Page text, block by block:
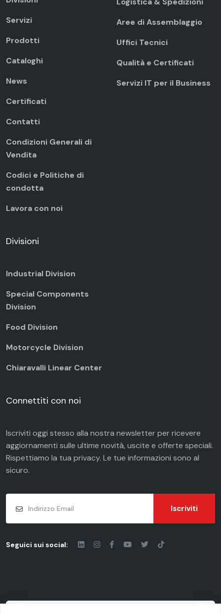
Servizi
Prodotti
Cataloghi
News
Certificati
Contatti
Condizioni Generali di
Vendita
Codici e Politiche di
condotta
Lavora con noi
Aree di Assemblaggio
Uffici Tecnici
Qualità e Certificati
Servizi IT per il Business
Divisioni
Industrial Division
Special Components
Division
Food Division
Motorcycle Division
Chiaravalli Linear Center
Connettiti con noi
Iscriviti oggi stesso alla nostra newsletter per ricevere
aggiornamenti sulle ultime novità, uscite e offerte speciali.
Rispettiamo la tua privacy. Le tue informazioni sono al
sicuro.
Iscriviti
Seguici sui social: